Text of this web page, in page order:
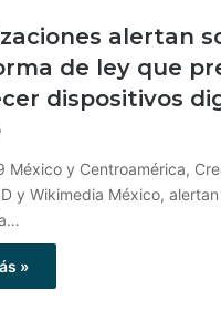
alertan
de ley que
dispositivos
México y Centroamérica,
y Wikimedia México,
»